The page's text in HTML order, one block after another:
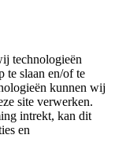
technologieën
te slaan en/of te
kunnen wij
site verwerken.
intrekt, kan dit
en